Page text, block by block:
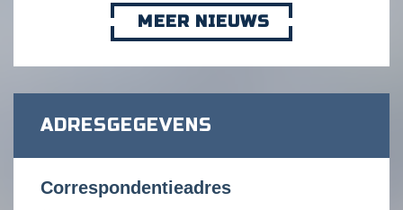
MEER NIEUWS
ADRESGEGEVENS
Correspondentieadres